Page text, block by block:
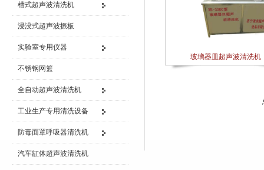
槽式超声波清洗机
浸没式超声波振板
实验室专用仪器
不锈钢网篮
全自动超声波清洗机
工业生产专用清洗设备
防毒面罩呼吸器清洗机
汽车缸体超声波清洗机
玻璃器皿超声波清洗机